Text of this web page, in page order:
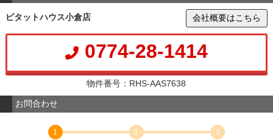
ピタットハウス小倉店 会社概要はこちら
0774-28-1414
物件番号：RHS-AAS7638
お問合わせ
1
2
3